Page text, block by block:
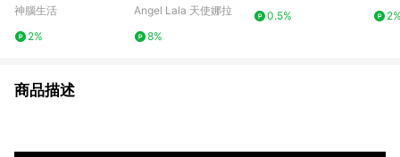
神腦生活
2%
Angel Lala 天使娜拉
8%
0.5%
商品描述